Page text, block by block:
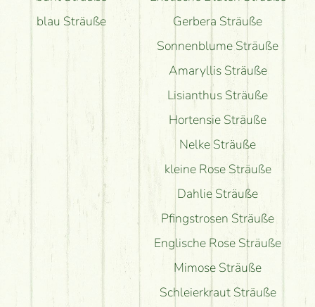
blau Sträuße
Gerbera Sträuße
Sonnenblume Sträuße
Amaryllis Sträuße
Lisianthus Sträuße
Hortensie Sträuße
Nelke Sträuße
kleine Rose Sträuße
Dahlie Sträuße
Pfingstrosen Sträuße
Englische Rose Sträuße
Mimose Sträuße
Schleierkraut Sträuße